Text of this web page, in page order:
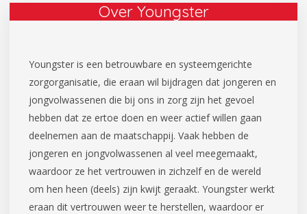
Over Youngster
Youngster is een betrouwbare en systeemgerichte
zorgorganisatie, die eraan wil bijdragen dat jongeren en
jongvolwassenen die bij ons in zorg zijn het gevoel
hebben dat ze ertoe doen en weer actief willen gaan
deelnemen aan de maatschappij. Vaak hebben de
jongeren en jongvolwassenen al veel meegemaakt,
waardoor ze het vertrouwen in zichzelf en de wereld
om hen heen (deels) zijn kwijt geraakt. Youngster werkt
eraan dit vertrouwen weer te herstellen, waardoor er